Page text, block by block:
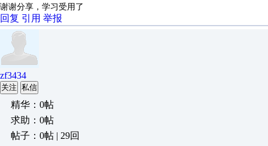
谢谢分享，学习受用了
回复 引用 举报
zf3434
关注 私信
精华：0帖
求助：0帖
帖子：0帖 | 29回